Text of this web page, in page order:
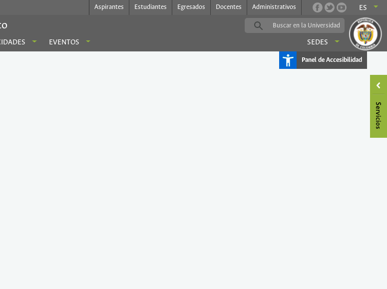
Aspirantes Estudiantes Egresados Docentes Administrativos ES
EVENTOS SEDES
Panel de Accesibilidad